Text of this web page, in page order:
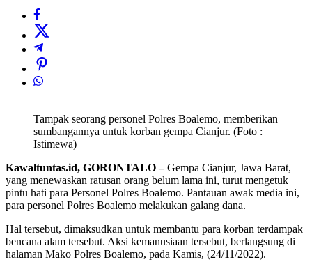
Tampak seorang personel Polres Boalemo, memberikan
sumbangannya untuk korban gempa Cianjur. (Foto :
Istimewa)
Kawaltuntas.id, GORONTALO –Gempa Cianjur, Jawa Barat,
yang menewaskan ratusan orang belum lama ini, turut mengetuk
pintu hati para Personel Polres Boalemo. Pantauan awak media ini,
para personel Polres Boalemo melakukan galang dana.
Hal tersebut, dimaksudkan untuk membantu para korban terdampak
bencana alam tersebut. Aksi kemanusiaan tersebut, berlangsung di
halaman Mako Polres Boalemo, pada Kamis, (24/11/2022).